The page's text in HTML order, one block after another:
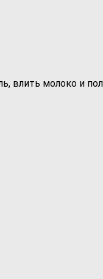
влить молоко и